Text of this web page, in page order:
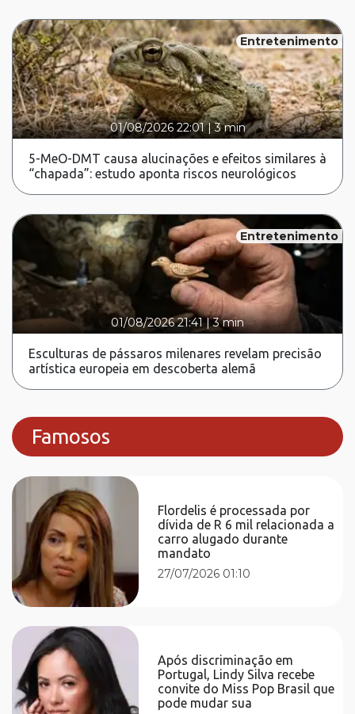
Entretenimento
01/08/2026 22:01|3 min
5-MeO-DMT causa alucinações e efeitos similares à
“chapada”: estudo aponta riscos neurológicos
Entretenimento
01/08/2026 21:41 |3 min
Esculturas de pássaros milenares revelam precisão
artística europeia em descoberta alemã
Famosos
Flordelis é processada por
dívida de R 6 mil relacionada a
carro alugado durante
mandato
27/07/2026 01:10
Após discriminação em
Portugal, Lindy Silva recebe
convite do Miss Pop Brasil que
pode mudar sua